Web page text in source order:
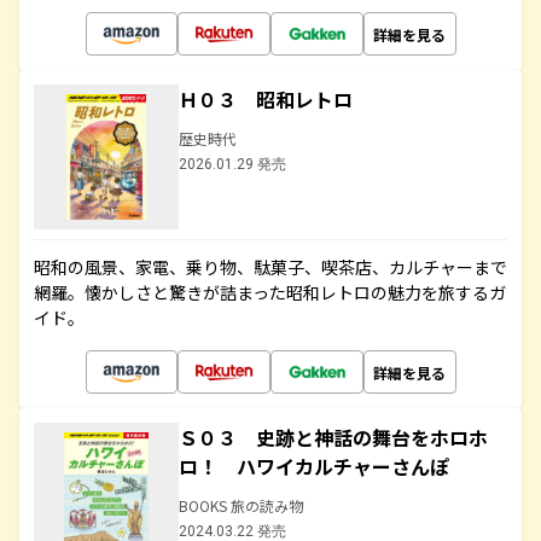
詳細を見る
Ｈ０３ 昭和レトロ
歴史時代
2026.01.29 発売
昭和の風景、家電、乗り物、駄菓子、喫茶店、カルチャーまで
網羅。懐かしさと驚きが詰まった昭和レトロの魅力を旅するガ
イド。
詳細を見る
Ｓ０３ 史跡と神話の舞台をホロホ
ロ！ ハワイカルチャーさんぽ
BOOKS 旅の読み物
2024.03.22 発売